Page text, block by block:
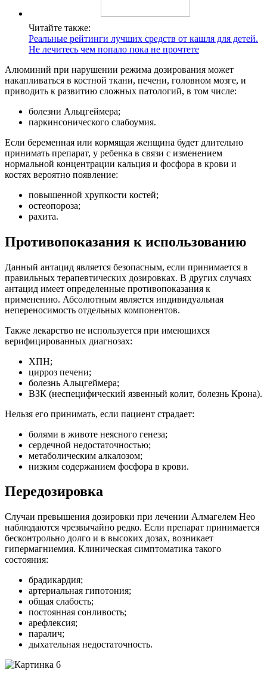
Читайте также:
Реальные рейтинги лучших средств от кашля для детей.
Не лечитесь чем попало пока не прочтете
Алюминий при нарушении режима дозирования может
накапливаться в костной ткани, печени, головном мозге, и
приводить к развитию сложных патологий, в том числе:
болезни Альцгеймера;
паркинсонического слабоумия.
Если беременная или кормящая женщина будет длительно
принимать препарат, у ребенка в связи с изменением
нормальной концентрации кальция и фосфора в крови и
костях вероятно появление:
повышенной хрупкости костей;
остеопороза;
рахита.
Противопоказания к использованию
Данный антацид является безопасным, если принимается в
правильных терапевтических дозировках. В других случаях
антацид имеет определенные противопоказания к
применению. Абсолютным является индивидуальная
непереносимость отдельных компонентов.
Также лекарство не используется при имеющихся
верифицированных диагнозах:
ХПН;
цирроз печени;
болезнь Альцгеймера;
ВЗК (неспецифический язвенный колит, болезнь Крона).
Нельзя его принимать, если пациент страдает:
болями в животе неясного генеза;
сердечной недостаточностью;
метаболическим алкалозом;
низким содержанием фосфора в крови.
Передозировка
Случаи превышения дозировки при лечении Алмагелем Нео
наблюдаются чрезвычайно редко. Если препарат принимается
бесконтрольно долго и в высоких дозах, возникает
гипермагниемия. Клиническая симптоматика такого
состояния:
брадикардия;
артериальная гипотония;
общая слабость;
постоянная сонливость;
арефлексия;
паралич;
дыхательная недостаточность.